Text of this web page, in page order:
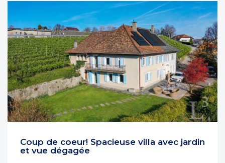
Coup de coeur! Spacieuse villa avec jardin
et vue dégagée